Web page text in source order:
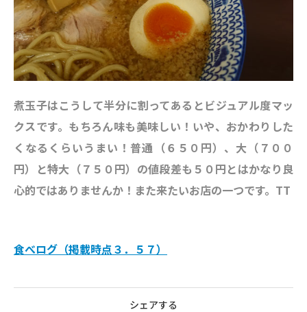
煮玉子はこうして半分に割ってあるとビジュアル度マッ
クスです。もちろん味も美味しい！いや、おかわりした
くなるくらいうまい！普通（６５０円）、大（７００
円）と特大（７５０円）の値段差も５０円とはかなり良
心的ではありませんか！また来たいお店の一つです。TT
食べログ（掲載時点３．５７）
シェアする